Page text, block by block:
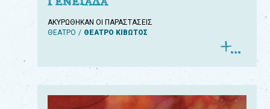
ΑΚΥΡΩΘΗΚΑΝ ΟΙ ΠΑΡΑΣΤΑΣΕΙΣ
ΘΕΑΤΡΟ
ΘΕΑΤΡΟ ΚΙΒΩΤΟΣ